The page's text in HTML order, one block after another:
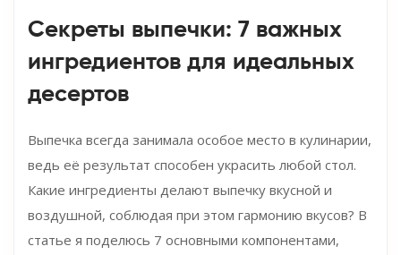
Секреты выпечки: 7 важных
ингредиентов для идеальных
десертов
Выпечка всегда занимала особое место в кулинарии,
ведь её результат способен украсить любой стол.
Какие ингредиенты делают выпечку вкусной и
воздушной, соблюдая при этом гармонию вкусов? В
статье я поделюсь 7 основными компонентами,